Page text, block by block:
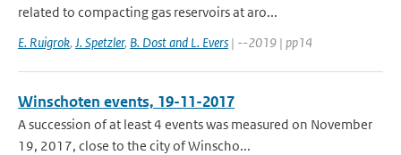
related to compacting gas reservoirs at aro...
E. Ruigrok, J. Spetzler, B. Dost and L. Evers | --2019 | pp14
Winschoten events, 19-11-2017
A succession of at least 4 events was measured on November
19, 2017, close to the city of Winscho...